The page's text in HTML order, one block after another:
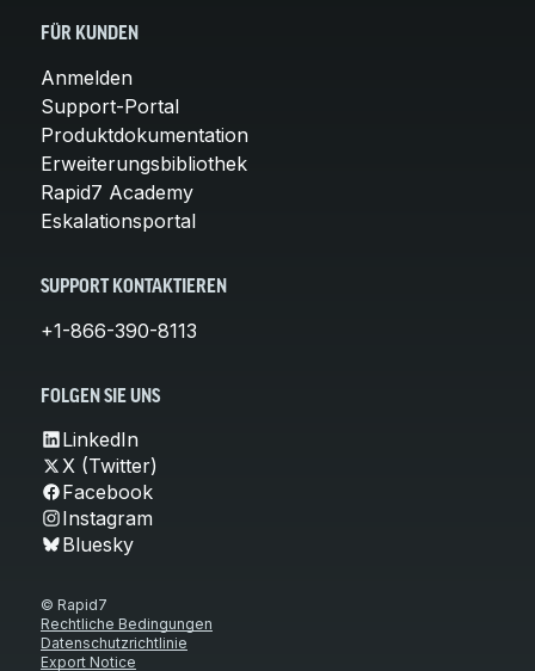
FÜR KUNDEN
Anmelden
Support-Portal
Produktdokumentation
Erweiterungsbibliothek
Rapid7 Academy
Eskalationsportal
SUPPORT KONTAKTIEREN
+1-866-390-8113
FOLGEN SIE UNS
LinkedIn
X (Twitter)
Facebook
Instagram
Bluesky
© Rapid7
Rechtliche Bedingungen
Datenschutzrichtlinie
Export Notice